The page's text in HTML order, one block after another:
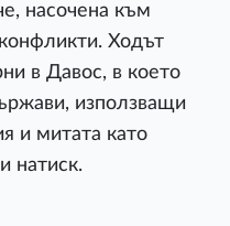
насочена към
Ходът
в Давос, в което
използващи
и митата като
натиск.